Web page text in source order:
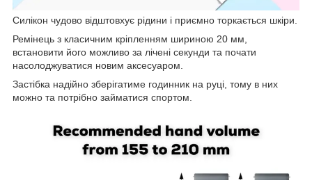
Силікон чудово відштовхує рідини і приємно торкається шкіри.
Ремінець з класичним кріпленням шириною 20 мм,
встановити його можливо за лічені секунди та почати
насолоджуватися новим аксесуаром.
Застібка надійно зберігатиме годинник на руці, тому в них
можно та потрібно займатися спортом.